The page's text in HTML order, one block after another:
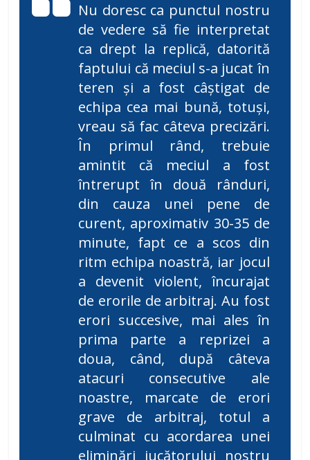
Nu doresc ca punctul nostru
de vedere să fie interpretat
ca drept la replică, datorită
faptului că meciul s-a jucat în
teren și a fost câștigat de
echipa cea mai bună, totuși,
vreau să fac câteva precizări.
În primul rând, trebuie
amintit că meciul a fost
întrerupt în două rânduri,
din cauza unei pene de
curent, aproximativ 30-35 de
minute, fapt ce a scos din
ritm echipa noastră, iar jocul
a devenit violent, încurajat
de erorile de arbitraj. Au fost
erori succesive, mai ales în
prima parte a reprizei a
doua, când, după câteva
atacuri consecutive ale
noastre, marcate de erori
grave de arbitraj, totul a
culminat cu acordarea unei
eliminări jucătorului nostru